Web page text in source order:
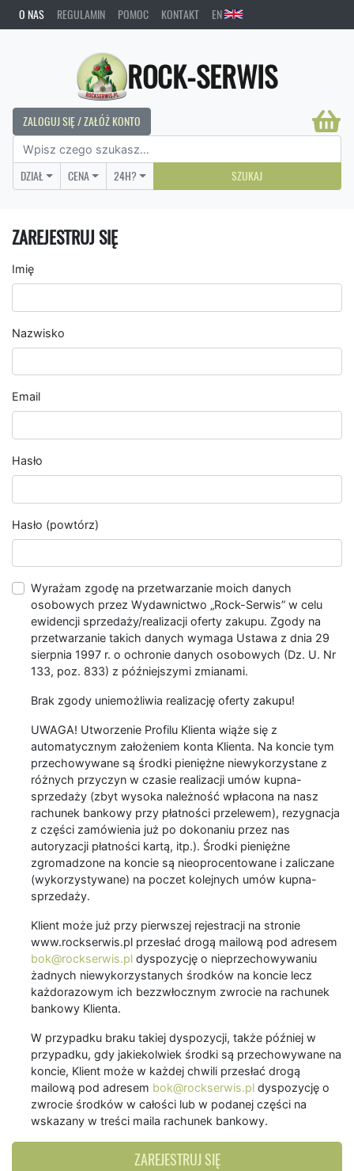
O NAS REGULAMIN POMOC KONTAKT EN
ROCK-SERWIS
ZALOGUJ SIĘ / ZAŁÓŻ KONTO
DZIAŁ CENA 24H? SZUKAJ
ZAREJESTRUJ SIĘ
Imię
Nazwisko
Email
Hasło
Hasło (powtórz)
Wyrażam zgodę na przetwarzanie moich danych
osobowych przez Wydawnictwo „Rock-Serwis” w celu
ewidencji sprzedaży/realizacji oferty zakupu. Zgody na
przetwarzanie takich danych wymaga Ustawa z dnia 29
sierpnia 1997 r. o ochronie danych osobowych (Dz. U. Nr
133, poz. 833) z późniejszymi zmianami.
Brak zgody uniemożliwia realizację oferty zakupu!
UWAGA! Utworzenie Profilu Klienta wiąże się z
automatycznym założeniem konta Klienta. Na koncie tym
przechowywane są środki pieniężne niewykorzystane z
różnych przyczyn w czasie realizacji umów kupna-
sprzedaży (zbyt wysoka należność wpłacona na nasz
rachunek bankowy przy płatności przelewem), rezygnacja
z części zamówienia już po dokonaniu przez nas
autoryzacji płatności kartą, itp.). Środki pieniężne
zgromadzone na koncie są nieoprocentowane i zaliczane
(wykorzystywane) na poczet kolejnych umów kupna-
sprzedaży.
Klient może już przy pierwszej rejestracji na stronie
www.rockserwis.pl przesłać drogą mailową pod adresem
bok@rockserwis.pl dyspozycję o nieprzechowywaniu
żadnych niewykorzystanych środków na koncie lecz
każdorazowym ich bezzwłocznym zwrocie na rachunek
bankowy Klienta.
W przypadku braku takiej dyspozycji, także później w
przypadku, gdy jakiekolwiek środki są przechowywane na
koncie, Klient może w każdej chwili przesłać drogą
mailową pod adresem bok@rockserwis.pl dyspozycję o
zwrocie środków w całości lub w podanej części na
wskazany w treści maila rachunek bankowy.
ZAREJESTRUJ SIĘ